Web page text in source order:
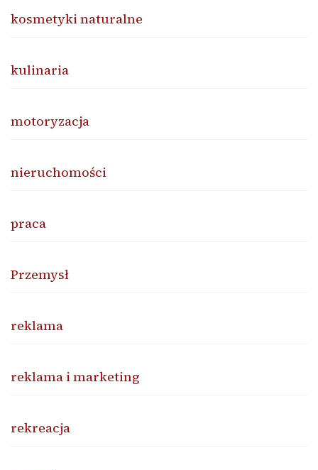
kosmetyki naturalne
kulinaria
motoryzacja
nieruchomości
praca
Przemysł
reklama
reklama i marketing
rekreacja